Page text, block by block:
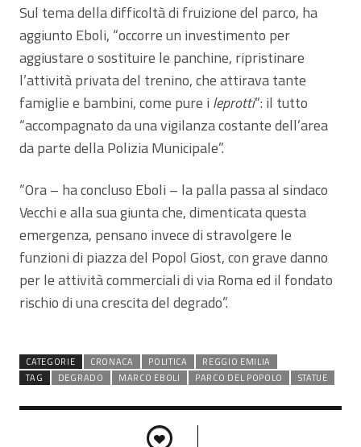
Sul tema della difficoltà di fruizione del parco, ha
aggiunto Eboli, “occorre un investimento per
aggiustare o sostituire le panchine, ripristinare
l’attività privata del trenino, che attirava tante
famiglie e bambini, come pure i leprotti“: il tutto
“accompagnato da una vigilanza costante dell’area
da parte della Polizia Municipale”.
“Ora – ha concluso Eboli – la palla passa al sindaco
Vecchi e alla sua giunta che, dimenticata questa
emergenza, pensano invece di stravolgere le
funzioni di piazza del Popol Giost, con grave danno
per le attività commerciali di via Roma ed il fondato
rischio di una crescita del degrado”.
CATEGORIE CRONACA POLITICA
REGGIO EMILIA
TAG
DEGRADO MARCO EBOLI PARCO DEL POPOLO STATUE